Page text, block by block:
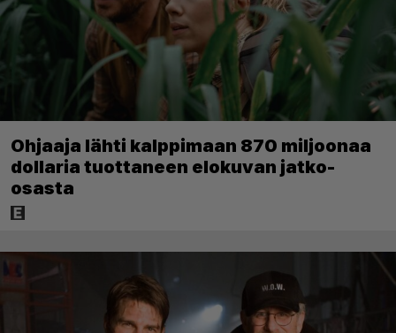
Ohjaaja lähti kalppimaan 870 miljoonaa
dollaria tuottaneen elokuvan jatko-
osasta